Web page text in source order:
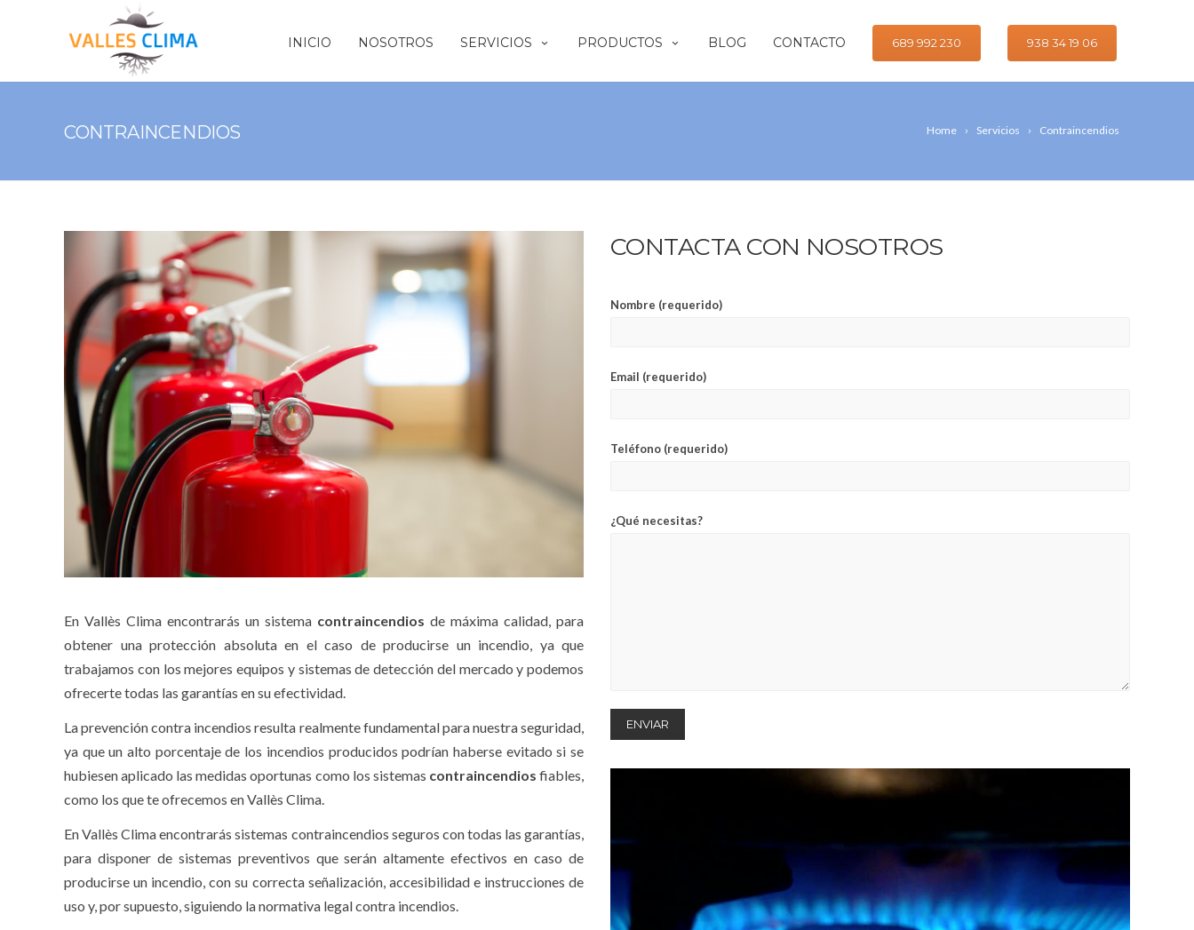
INICIO NOSOTROS SERVICIOS PRODUCTOS BLOG CONTACTO 689 992 230 938 34 19 06
Home Servicios Contraincendios
CONTRAINCENDIOS
En Vallès Clima encontrarás un sistema contraincendios de máxima calidad, para
obtener una protección absoluta en el caso de producirse un incendio, ya que
trabajamos con los mejores equipos y sistemas de detección del mercado y podemos
ofrecerte todas las garantías en su efectividad.
La prevención contra incendios resulta realmente fundamental para nuestra seguridad,
ya que un alto porcentaje de los incendios producidos podrían haberse evitado si se
hubiesen aplicado las medidas oportunas como los sistemas contraincendios fiables,
como los que te ofrecemos en Vallès Clima.
En Vallès Clima encontrarás sistemas contraincendios seguros con todas las garantías,
para disponer de sistemas preventivos que serán altamente efectivos en caso de
producirse un incendio, con su correcta señalización, accesibilidad e instrucciones de
uso y, por supuesto, siguiendo la normativa legal contra incendios.
CONTACTA CON NOSOTROS
Nombre (requerido)
Email (requerido)
Teléfono (requerido)
¿Qué necesitas?